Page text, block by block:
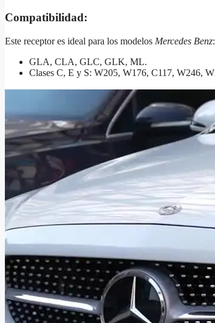
Compatibilidad:
Este receptor es ideal para los modelos Mercedes Benz:
GLA, CLA, GLC, GLK, ML.
Clases C, E y S: W205, W176, C117, W246,